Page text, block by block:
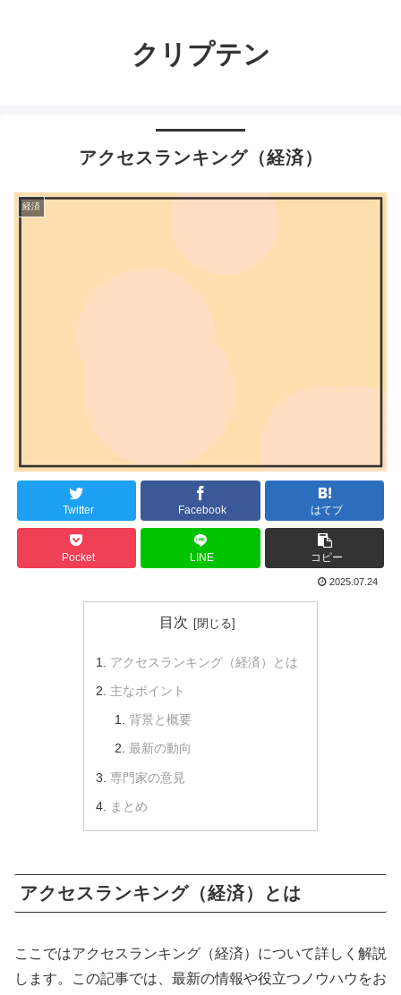
クリプテン
アクセスランキング（経済）
経済
Twitter Facebook はてブ
Pocket LINE コピー
2025.07.24
目次
アクセスランキング（経済）とは
主なポイント
背景と概要
最新の動向
専門家の意見
まとめ
アクセスランキング（経済）とは
ここではアクセスランキング（経済）について詳しく解説
します。この記事では、最新の情報や役立つノウハウをお